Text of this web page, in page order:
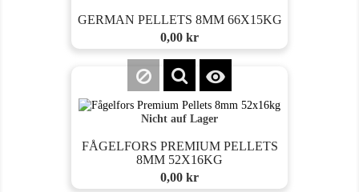
GERMAN PELLETS 8MM 66X15KG
Preis
0,00 kr

Nicht auf Lager
FÅGELFORS PREMIUM PELLETS
8MM 52X16KG
Preis
0,00 kr